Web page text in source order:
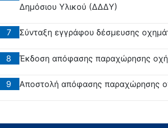
Δημόσιου Υλικού (ΔΔΔΥ)
7 Σύνταξη εγγράφου δέσμευσης
8 Έκδοση απόφασης παραχώρησης
9 Αποστολή απόφασης παραχώρησης